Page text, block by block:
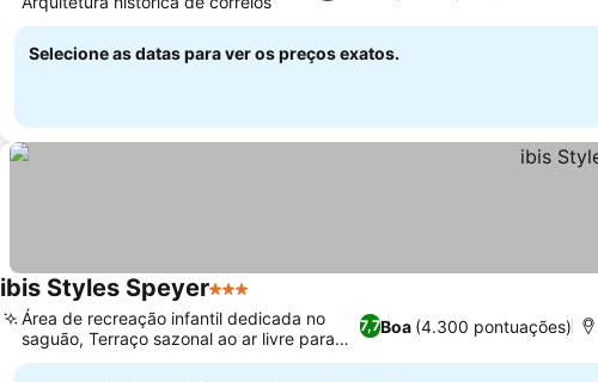
Selecione as datas para ver os preços exatos.
ibis Styles Speyer3 Estrelas
7,7Boa (4.300 pontuações)
Área de recreação infantil dedicada no
saguão, Terraço sazonal ao ar livre para
relaxar